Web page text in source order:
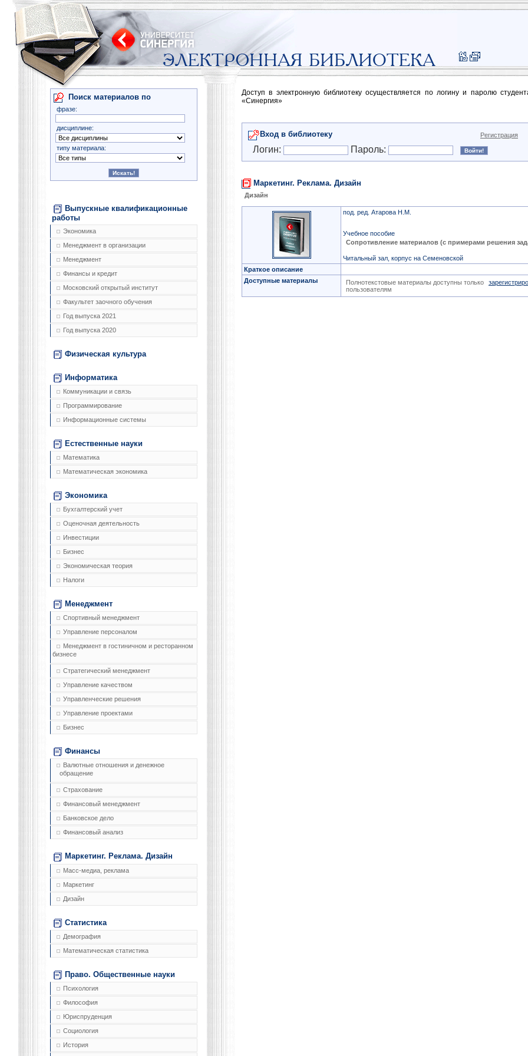
Поиск материалов по
фразе:
дисциплине:
типу материала:
Выпускные квалификационные
работы
Экономика
Менеджмент в организации
Менеджмент
Финансы и кредит
Московский открытый институт
Факультет заочного обучения
Год выпуска 2021
Год выпуска 2020
Физическая культура
Информатика
Коммуникации и связь
Программирование
Информационные системы
Естественные науки
Математика
Математическая экономика
Экономика
Бухгалтерский учет
Оценочная деятельность
Инвестиции
Бизнес
Экономическая теория
Налоги
Менеджмент
Спортивный менеджмент
Управление персоналом
Менеджмент в гостиничном и ресторанном
бизнесе
Стратегический менеджмент
Управление качеством
Управленческие решения
Управление проектами
Бизнес
Финансы
Валютные отношения и денежное
обращение
Страхование
Финансовый менеджмент
Банковское дело
Финансовый анализ
Маркетинг. Реклама. Дизайн
Масс-медиа, реклама
Маркетинг
Дизайн
Статистика
Демография
Математическая статистика
Право. Общественные науки
Психология
Философия
Юриспруденция
Социология
История
Доступ в электронную библиотеку осуществляется по логину и паролю
«Синергия»
Вход в библиотеку Регистрация
Логин: Пароль:
Маркетинг. Реклама. Дизайн
Дизайн
под. ред. Атарова Н.М.
Учебное пособие
Сопротивление материалов (с примерами решения
Читальный зал, корпус на Семеновской
Краткое описание
Доступные материалы
Полнотекстовые материалы доступны только
пользователям